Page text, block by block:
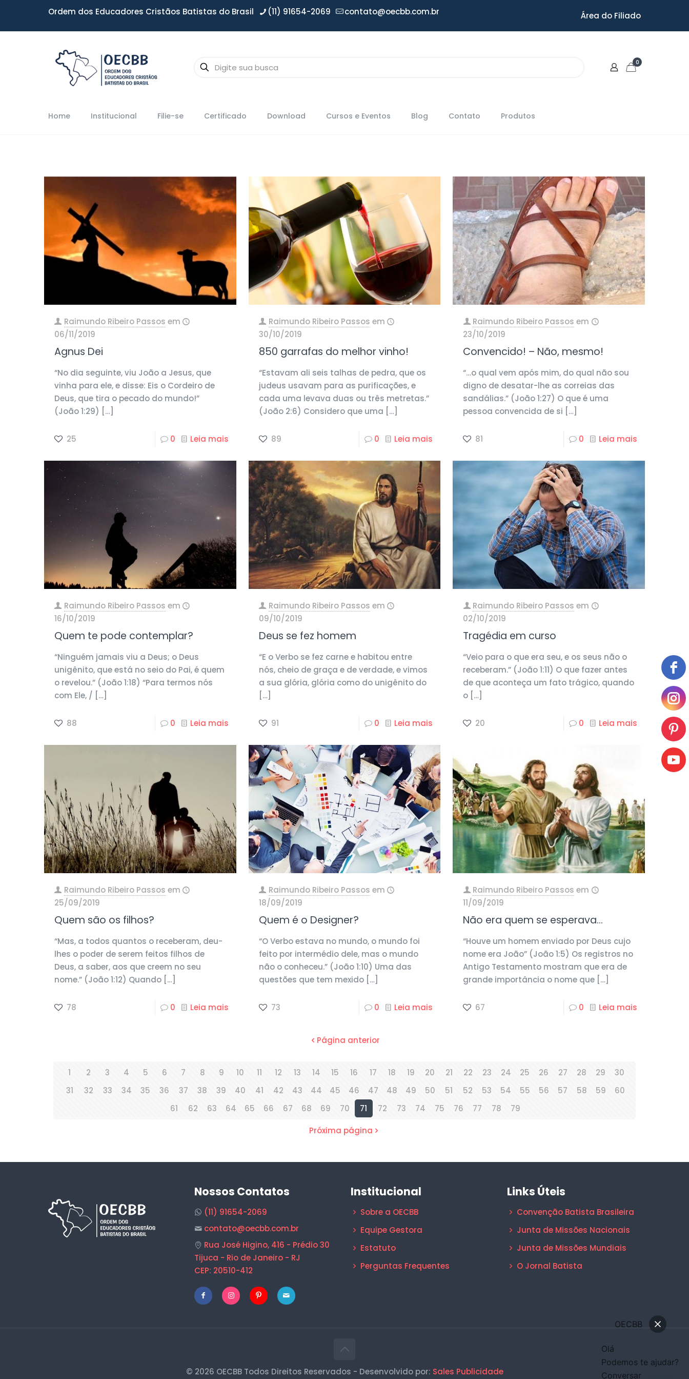
Ordem dos Educadores Cristãos Batistas do Brasil (11) 91654-2069 contato@oecbb.com.br Área do Filiado
0
Home Institucional Filie-se Certificado Download Cursos e Eventos Blog Contato Produtos
Raimundo Ribeiro Passos em
06/11/2019
Agnus Dei
“No dia seguinte, viu João a Jesus, que
vinha para ele, e disse: Eis o Cordeiro de
Deus, que tira o pecado do mundo!”
(João 1:29) […]
25 0 Leia mais
Raimundo Ribeiro Passos em
30/10/2019
850 garrafas do melhor vinho!
“Estavam ali seis talhas de pedra, que os
judeus usavam para as purificações, e
cada uma levava duas ou três metretas.”
(João 2:6) Considero que uma […]
89 0 Leia mais
Raimundo Ribeiro Passos em
23/10/2019
Convencido! – Não, mesmo!
“…o qual vem após mim, do qual não sou
digno de desatar-lhe as correias das
sandálias.” (João 1:27) O que é uma
pessoa convencida de si […]
81 0 Leia mais
Raimundo Ribeiro Passos em
16/10/2019
Quem te pode contemplar?
“Ninguém jamais viu a Deus; o Deus
unigênito, que está no seio do Pai, é quem
o revelou.” (João 1:18) “Para termos nós
com Ele, / […]
88 0 Leia mais
Raimundo Ribeiro Passos em
09/10/2019
Deus se fez homem
“E o Verbo se fez carne e habitou entre
nós, cheio de graça e de verdade, e vimos
a sua glória, glória como do unigênito do
[…]
91 0 Leia mais
Raimundo Ribeiro Passos em
02/10/2019
Tragédia em curso
“Veio para o que era seu, e os seus não o
receberam.” (João 1:11) O que fazer antes
de que aconteça um fato trágico, quando
o […]
20 0 Leia mais
Raimundo Ribeiro Passos em
25/09/2019
Quem são os filhos?
“Mas, a todos quantos o receberam, deu-
lhes o poder de serem feitos filhos de
Deus, a saber, aos que creem no seu
nome.” (João 1:12) Quando[…]
78 0 Leia mais
Raimundo Ribeiro Passos em
18/09/2019
Quem é o Designer?
“O Verbo estava no mundo, o mundo foi
feito por intermédio dele, mas o mundo
não o conheceu.” (João 1:10) Uma das
questões que tem mexido[…]
73 0 Leia mais
Raimundo Ribeiro Passos em
11/09/2019
Não era quem se esperava…
“Houve um homem enviado por Deus cujo
nome era João” (João 1:5) Os registros no
Antigo Testamento mostram que era de
grande importância o nome que […]
67 0 Leia mais
Página anterior
1 2 3 4 5 6 7 8 9 10 11 12 13 14 15 16 17 18 19 20 21 22 23 24 25 26 27 28 29
30
31
32 33 34 35 36 37 38 39 40 41 42 43 44 45 46 47 48 49 50 51 52 53 54 55 56 57 58 59
60
61
62 63 64 65 66 67 68 69 70 71 72 73 74 75 76 77 78 79
Próxima página
Nossos Contatos
(11) 91654-2069
contato@oecbb.com.br
Rua José Higino, 416 - Prédio 30
Tijuca - Rio de Janeiro - RJ
CEP: 20510-412
Institucional
Sobre a OECBB
Equipe Gestora
Estatuto
Perguntas Frequentes
Links Úteis
Convenção Batista Brasileira
Junta de Missões Nacionais
Junta de Missões Mundiais
O Jornal Batista
© 2026 OECBB Todos Direitos Reservados - Desenvolvido por: Sales Publicidade
OECBB
Olá
Podemos te ajudar?
Conversar